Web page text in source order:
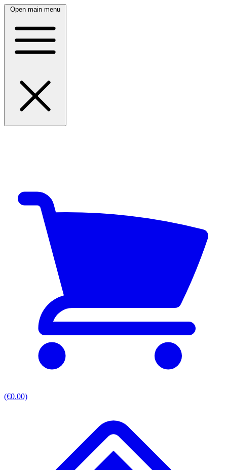
Open main menu
(€0.00)